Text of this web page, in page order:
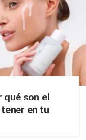
qué son el
en tu